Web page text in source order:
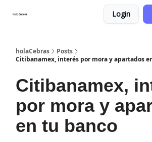
Login
holaCebras
Posts
Citibanamex, interés por mora y apartados
Citibanamex,
por mora y
en tu banco